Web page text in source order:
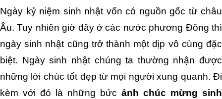
Ngày kỷ niệm sinh nhật vốn có nguồn gốc từ châu
Âu. Tuy nhiên giờ đây ở các nước phương Đông thì
ngày sinh nhật cũng trở thành một dịp vô cùng đặc
biệt. Ngày sinh nhật chúng ta thường nhận được
những lời chúc tốt đẹp từ mọi người xung quanh. Đi
kèm với đó là những bức ảnh chúc mừng sinh